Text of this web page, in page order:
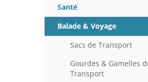
Santé
Balade & Voyage
Sacs de Transport
Gourdes & Gamelles
Transport